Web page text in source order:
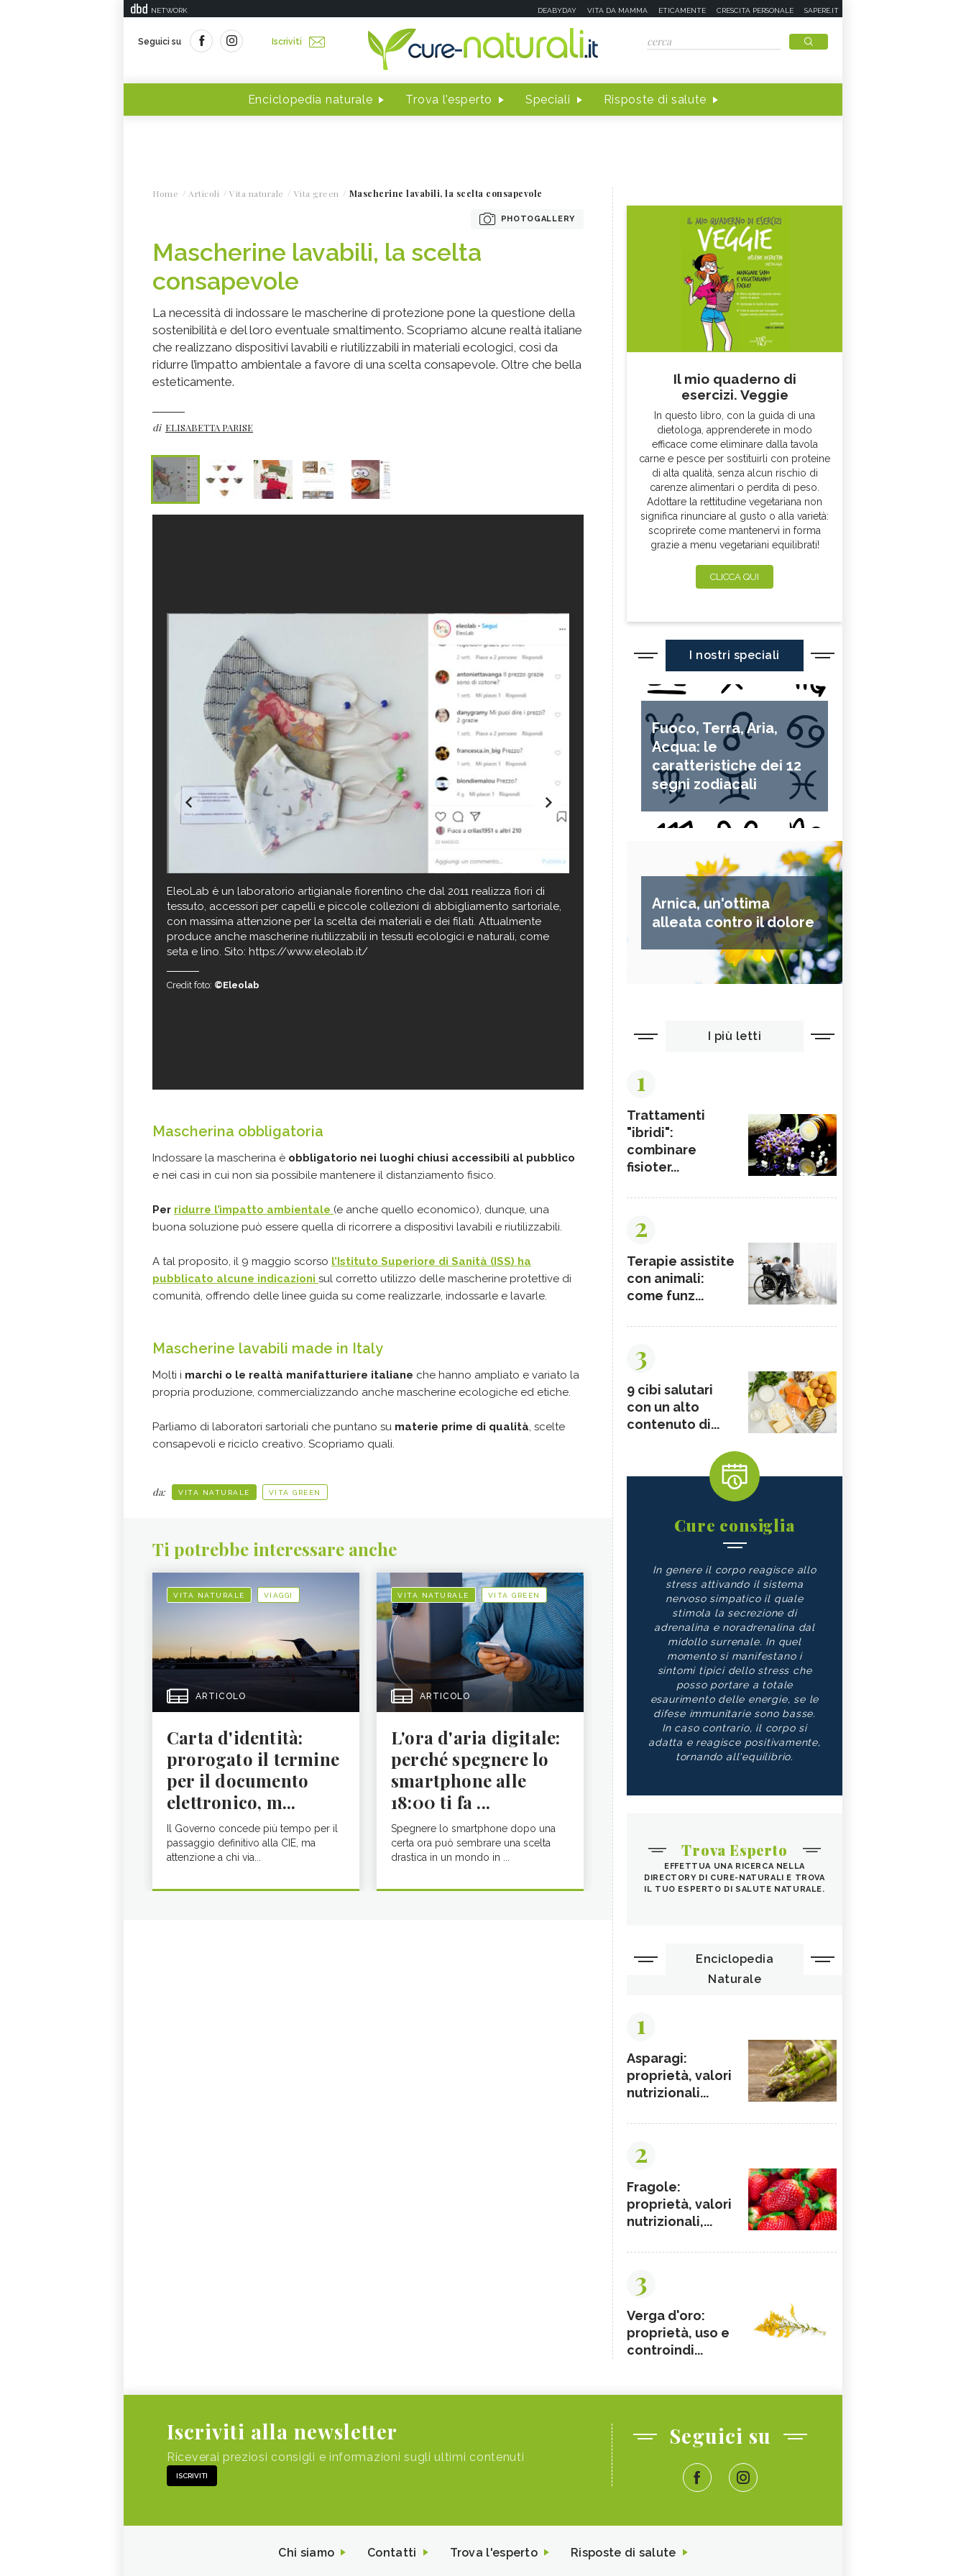
NETWORK DEABYDAY VITA DA MAMMA ETICAMENTE CRESCITA PERSONALE SAPERE.IT
Seguici su Iscriviti
Enciclopedia naturale Trova l'esperto Speciali Risposte di salute
Home Articoli Vita naturale Vita green Mascherine lavabili, la scelta consapevole
PHOTOGALLERY
Mascherine lavabili, la scelta
consapevole
La necessità di indossare le mascherine di protezione pone la questione della
sostenibilità e del loro eventuale smaltimento. Scopriamo alcune realtà italiane
che realizzano dispositivi lavabili e riutilizzabili in materiali ecologici, così da
ridurre l’impatto ambientale a favore di una scelta consapevole. Oltre che bella
esteticamente.
di ELISABETTA PARISE
EleoLab è un laboratorio artigianale fiorentino che dal 2011 realizza fiori di
tessuto, accessori per capelli e piccole collezioni di abbigliamento sartoriale,
con massima attenzione per la scelta dei materiali e dei filati. Attualmente
produce anche mascherine riutilizzabili in tessuti ecologici e naturali, come
seta e lino. Sito: https://www.eleolab.it/
Credit foto: ©Eleolab
Reimiro è un marchio italiano nato durante il lockdown che realizza
mascherine riutilizzabili utilizzando filati di scarto di maglifici e filatori
ovvero dispositivi artigianali in colori misti e a tiratura limitata. Ogni
è riciclabile ed ecologica, ha un prezzo indicativo di 24 euro, è
taglie e include 5 filtri monouso certificati OEKO-TEX da applicare a
https://reimiro.com/home#shop
Credit foto:
Mascherina obbligatoria
Indossare la mascherina è obbligatorio nei luoghi chiusi accessibili al pubblico
e nei casi in cui non sia possibile mantenere il distanziamento fisico.
Per ridurre l’impatto ambientale (e anche quello economico), dunque, una
buona soluzione può essere quella di ricorrere a dispositivi lavabili e riutilizzabili.
A tal proposito, il 9 maggio scorso l’Istituto Superiore di Sanità (ISS) ha
pubblicato alcune indicazioni sul corretto utilizzo delle mascherine protettive di
comunità, offrendo delle linee guida su come realizzarle, indossarle e lavarle.
Mascherine lavabili made in Italy
Molti i marchi o le realtà manifatturiere italiane che hanno ampliato e variato la
propria produzione, commercializzando anche mascherine ecologiche ed etiche.
Parliamo di laboratori sartoriali che puntano su materie prime di qualità, scelte
consapevoli e riciclo creativo. Scopriamo quali.
da: VITA NATURALE VITA GREEN
Ti potrebbe interessare anche
VITA NATURALE VIAGGI
ARTICOLO
Carta d'identità:
prorogato il termine
per il documento
elettronico, m...
Il Governo concede più tempo per il
passaggio definitivo alla CIE, ma
attenzione a chi via...
VITA NATURALE VITA GREEN
ARTICOLO
L'ora d'aria digitale:
perché spegnere lo
smartphone alle
18:00 ti fa ...
Spegnere lo smartphone dopo una
certa ora può sembrare una scelta
drastica in un mondo in ...
Il mio quaderno di
esercizi. Veggie
In questo libro, con la guida di una
dietologa, apprenderete in modo
efficace come eliminare dalla tavola
carne e pesce per sostituirli con proteine
di alta qualità, senza alcun rischio di
carenze alimentari o perdita di peso.
Adottare la rettitudine vegetariana non
significa rinunciare al gusto o alla varietà:
scoprirete come mantenervi in forma
grazie a menu vegetariani equilibrati!
CLICCA QUI
I nostri speciali
Fuoco, Terra, Aria,
Acqua: le
caratteristiche dei 12
segni zodiacali
Arnica, un'ottima
alleata contro il dolore
I più letti
1
Trattamenti
"ibridi":
combinare
fisioter...
2
Terapie assistite
con animali:
come funz...
3
9 cibi salutari
con un alto
contenuto di...
Cure consiglia
In genere il corpo reagisce allo
stress attivando il sistema
nervoso simpatico il quale
stimola la secrezione di
adrenalina e noradrenalina dal
midollo surrenale. In quel
momento si manifestano i
sintomi tipici dello stress che
posso portare a totale
esaurimento delle energie, se le
difese immunitarie sono basse.
In caso contrario, il corpo si
adatta e reagisce positivamente,
tornando all'equilibrio.
Trova Esperto
EFFETTUA UNA RICERCA NELLA
DIRECTORY DI CURE-NATURALI E TROVA
IL TUO ESPERTO DI SALUTE NATURALE.
Enciclopedia
Naturale
1
Asparagi:
proprietà, valori
nutrizionali...
2
Fragole:
proprietà, valori
nutrizionali,...
3
Verga d'oro:
proprietà, uso e
controindi...
Iscriviti alla newsletter
Riceverai preziosi consigli e informazioni sugli ultimi contenuti
ISCRIVITI
Seguici su
Chi siamo Contatti Trova l'esperto Risposte di salute